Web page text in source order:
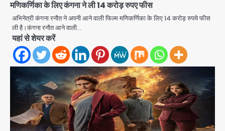
मणिकर्णिका के लिए कंगना ने ली 14 करोड़ रुपए फीस
अभिनेत्री कंगना रनौत ने अपनी आने वाली फिल्म मणिकर्णिका के लिए 14 करोड़ रुपये फीस
ली है।कंगना रनौत आने वाली…
यहां से शेयर करें
Rahul Gandhi’s Prayagraj
speech: युवाओं को ‘दर्द, डेटा, दौलत’ का
संदेश, बीजेपी का वार